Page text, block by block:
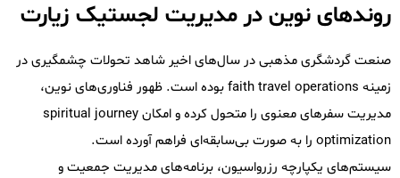
روندهای نوین در مدیریت لجستیک زیارت
صنعت گردشگری مذهبی در سال‌های اخیر شاهد تحولات چشمگیری در
زمینه faith travel operations بوده است. ظهور فناوری‌های نوین،
مدیریت سفرهای معنوی را متحول کرده و امکان spiritual journey
optimization را به صورت بی‌سابقه‌ای فراهم آورده است.
سیستم‌های یکپارچه رزرواسیون، برنامه‌های مدیریت جمعیت و